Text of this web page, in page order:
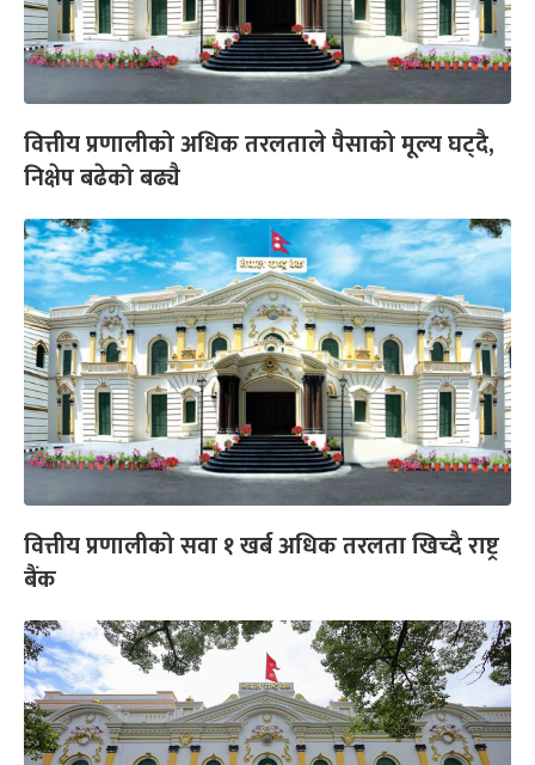
वित्तीय प्रणालीको अधिक तरलताले पैसाको मूल्य घट्दै,
निक्षेप बढेको बढ्यै
वित्तीय प्रणालीको सवा १ खर्ब अधिक तरलता खिच्दै राष्ट्र
बैंक